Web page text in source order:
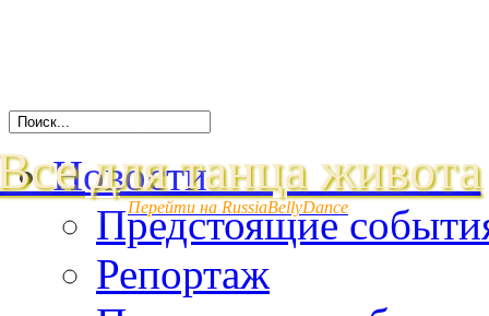
для танца живота
Перейти на RussiaBellyDance
Новости
Предстоящие
Репортаж